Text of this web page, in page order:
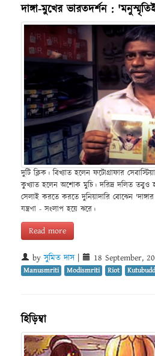
দাঙ্গা-মুখের ভারতদর্শন :
দুটি ক্লিক। বিখ্যাত হলেন ফটোগ্রাফার
কুখ্যাত হলেন অশোক মুচি। দরিদ্র দলিত তবুও
সেলাই করতে করতে দুনিয়াদারি বোঝেন
যন্ত্রণা - সংলাপ হয়ে ঝরে।
Read more
byসুমিত দাস| 18 September,
Manusmriti Modismriti Riot
হিড়িম্বা